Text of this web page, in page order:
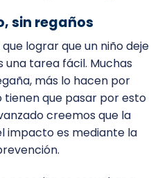
sin regaños
lograr que un niño deje
una tarea fácil. Muchas
más lo hacen por
tienen que pasar por esto
creemos que la
impacto es mediante la